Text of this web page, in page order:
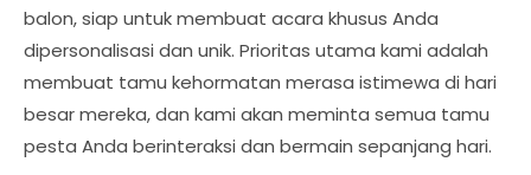
balon, siap untuk membuat acara khusus Anda
dipersonalisasi dan unik. Prioritas utama kami adalah
membuat tamu kehormatan merasa istimewa di hari
besar mereka, dan kami akan meminta semua tamu
pesta Anda berinteraksi dan bermain sepanjang hari.